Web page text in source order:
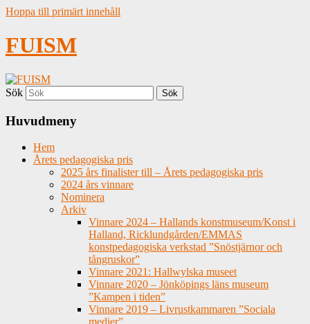
Hoppa till primärt innehåll
FUISM
Sök
Huvudmeny
Hem
Årets pedagogiska pris
2025 års finalister till – Årets pedagogiska pris
2024 års vinnare
Nominera
Arkiv
Vinnare 2024 – Hallands konstmuseum/Konst i
Halland, Ricklundgården/EMMAS
konstpedagogiska verkstad ”Snöstjärnor och
tångruskor”
Vinnare 2021: Hallwylska museet
Vinnare 2020 – Jönköpings läns museum
”Kampen i tiden”
Vinnare 2019 – Livrustkammaren ”Sociala